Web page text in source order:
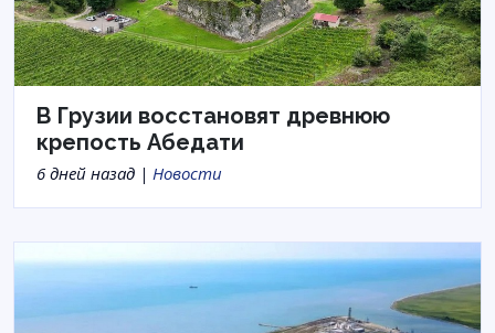
В Грузии восстановят древнюю
крепость Абедати
6 дней назад | Новости